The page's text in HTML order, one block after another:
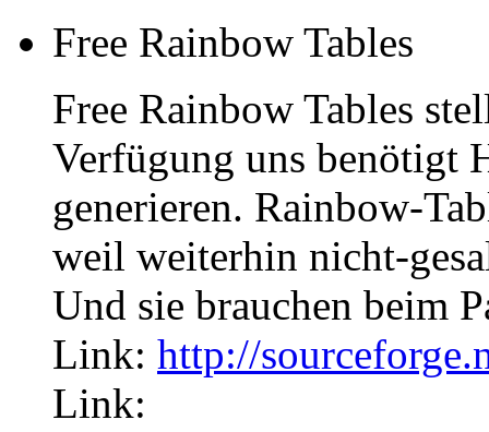
Free Rainbow Tables
Free Rainbow Tables
Verfügung uns benötigt
generieren. Rainbow-
weil weiterhin nicht-
Und sie brauchen beim
Link: http://
Link: